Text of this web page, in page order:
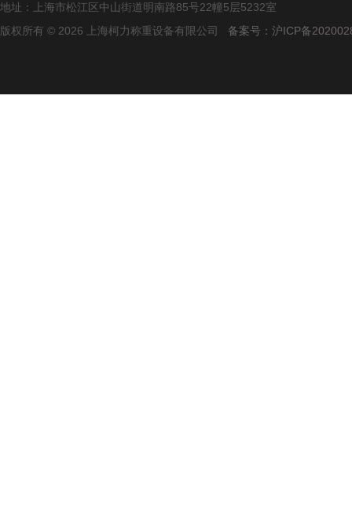
地址：上海市松江区中山街道明南路85号22幢5层5232室
版权所有 © 2026 上海柯力称重设备有限公司 备案号：沪ICP备